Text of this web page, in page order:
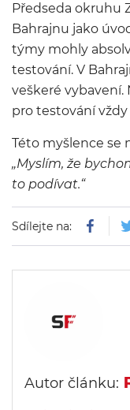
Předseda okruhu
Bahrajnu jako
týmy mohly
testování. V
veškeré vybavení.
pro testování
Této myšlence se
„Myslím, že
to podívat.“
Sdílejte na:
Autor článku: